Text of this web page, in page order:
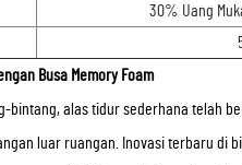
30% Uang
Busa Memory Foam
bintang, alas tidur sederhana telah
luar ruangan. Inovasi terbaru di